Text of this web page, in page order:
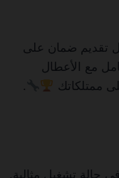
تقديم ضمان على
مع الأعطال
ممتلكاتك
.
حالة تشغيل مثالية.